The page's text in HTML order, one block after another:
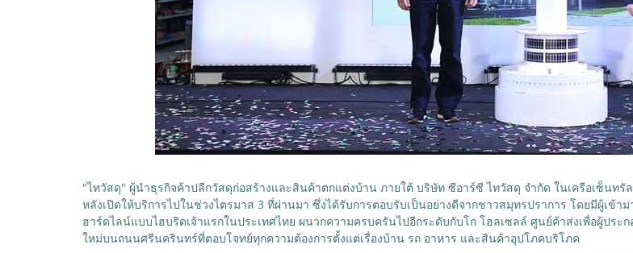
"ไทวัสดุ" ผู้นำธุรกิจค้าปลีกวัสดุก่อสร้างและสินค้าตกแต่งบ้าน ภายใต้ บริษัท ซีอาร์ซี ไทวัสดุ จำกัด ในเครือเซ็นทรั
หลังเปิดให้บริการไปในช่วงไตรมาส 3 ที่ผ่านมา ซึ่งได้รับการตอบรับเป็นอย่างดีจากชาวสมุทรปราการ โดยมีผู้เข้
ฮาร์ดไลน์แบบไฮบริดเจ้าแรกในประเทศไทย ผนวกความครบครันไปอีกระดับกับโก โฮลเซลล์ ศูนย์ค้าส่งเพื่อผู้ปร
ใหม่บนถนนศรีนครินทร์ที่ตอบโจทย์ทุกความต้องการตั้งแต่เรื่องบ้าน รถ อาหาร และสินค้าอุปโภคบริโภค